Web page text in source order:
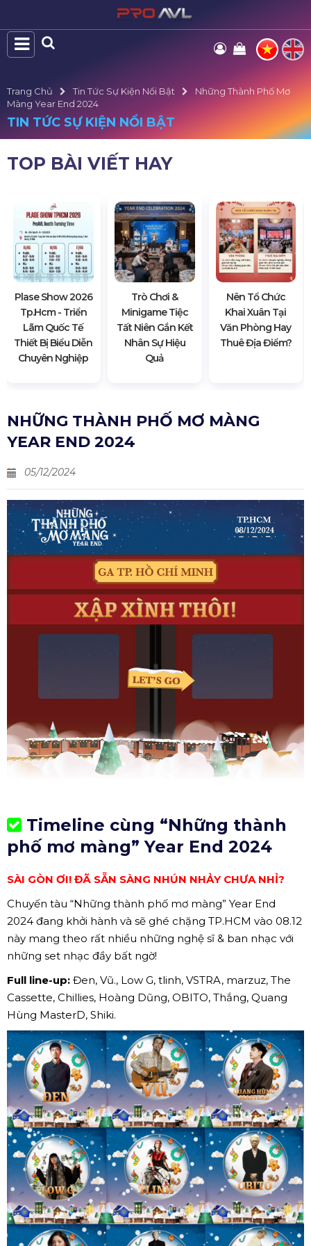
Trang Chủ Tin Tức Sự Kiện Nổi Bật
Những Thành Phố Mơ
Màng Year End 2024
TIN TỨC SỰ KIỆN NỔI BẬT
TOP BÀI VIẾT HAY
Plase Show 2026
Tp.hcm - Triển
Lãm Quốc Tế
Thiết Bị Biểu Diễn
Chuyên Nghiệp
Trò Chơi &
Minigame Tiệc
Tất Niên Gắn Kết
Nhân Sự Hiệu
Quả
Nên Tổ Chức
Khai Xuân Tại
Văn Phòng Hay
Thuê Địa Điểm?
NHỮNG THÀNH PHỐ MƠ MÀNG
YEAR END 2024
05/12/2024
Timeline cùng “Những thành
phố mơ màng” Year End 2024
SÀI GÒN ƠI! ĐÃ SẴN SÀNG NHÚN NHẢY CHƯA NHỈ?
Chuyến tàu “Những thành phố mơ màng” Year End
2024 đang khởi hành và sẽ ghé chặng TP.HCM vào 08.12
này mang theo rất nhiều những nghệ sĩ & ban nhạc với
những set nhạc đầy bất ngờ!
Full line-up: Đen, Vũ., Low G, tlinh, VSTRA, marzuz, The
Cassette, Chillies, Hoàng Dũng, OBITO, Thắng, Quang
Hùng MasterD, Shiki.